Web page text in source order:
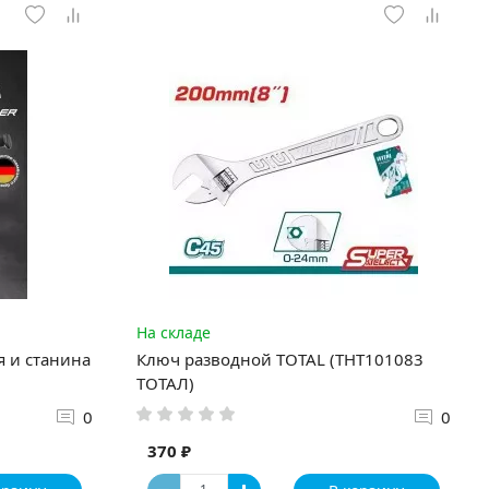
и станина
0
На складе
Ключ разводной TOTAL (THT101083
ТОТАЛ)
0
370 ₽